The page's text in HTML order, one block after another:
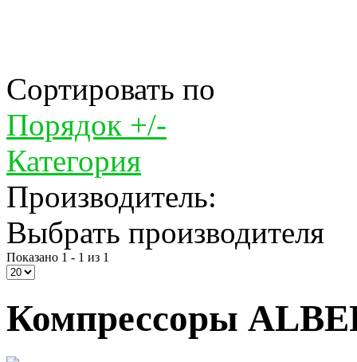
Сортировать по
Порядок +/-
Категория
Производитель:
Выбрать производителя
Показано 1 - 1 из 1
Компрессоры